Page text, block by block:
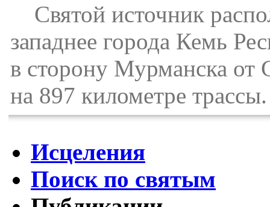
Святой источник
западнее города Кемь
в сторону Мурманска от
на 897 километре трассы.
Исцеления
Поиск по святым